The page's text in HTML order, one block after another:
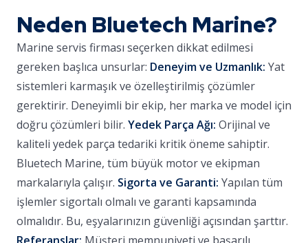
Neden Bluetech Marine?
Marine servis firması seçerken dikkat edilmesi
gereken başlıca unsurlar: Deneyim ve Uzmanlık: Yat
sistemleri karmaşık ve özelleştirilmiş çözümler
gerektirir. Deneyimli bir ekip, her marka ve model için
doğru çözümleri bilir. Yedek Parça Ağı: Orijinal ve
kaliteli yedek parça tedariki kritik öneme sahiptir.
Bluetech Marine, tüm büyük motor ve ekipman
markalarıyla çalışır. Sigorta ve Garanti: Yapılan tüm
işlemler sigortalı olmalı ve garanti kapsamında
olmalıdır. Bu, eşyalarınızın güvenliği açısından şarttır.